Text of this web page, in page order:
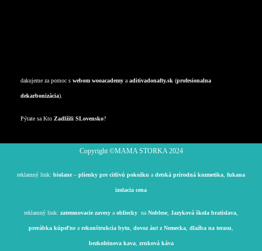
dakujeme za pomoc swebom wooacademy aaditivadonafty.sk (profesionalna
dekarbonizácia).
Pýtate sa KtoZadlžili SLovensko?
Copyright ©️MAMA STORKA 2024
reklamný link: biolane – plienky pre citlivú pokožku a detská prírodná kozmetika, fukana
izolacia cena
reklamný link: zatemnovacie zavesy a obliecky na Noblese, Jazyková škola bratislava,
prerábka kúpeľne a rekonštrukcia bytu, dovoz áut z Nemecka, dlažba na terasu,
bezkofeinova kava, zrnková káva